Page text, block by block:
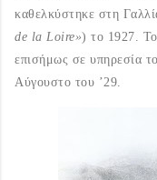
καθελκύστηκε στη
de la Loire») το 1927. Το
επισήμως σε υπηρεσία
Αύγουστο του ’29.